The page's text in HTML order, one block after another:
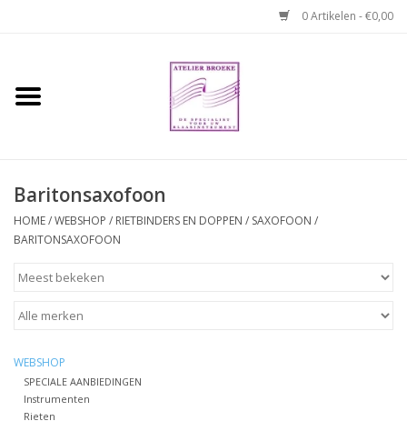
0 Artikelen - €0,00
Home
Reparaties en
abonnementen
Webshop
Merken
Baritonsaxofoon
HOME/WEBSHOP / RIETBINDERS EN DOPPEN / SAXOFOON /
BARITONSAXOFOON
WEBSHOP
SPECIALE AANBIEDINGEN
Instrumenten
Rieten